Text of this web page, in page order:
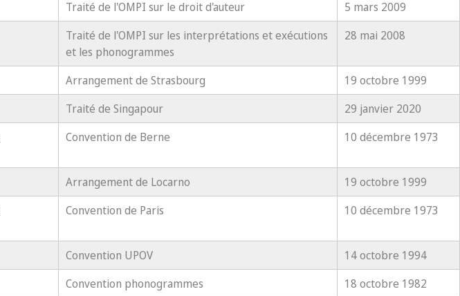
Traité de l'OMPI sur le droit d'auteur
5 mars 2009
Traité de l'OMPI sur les interprétations et exécutions
et les phonogrammes
28 mai 2008
Arrangement de Strasbourg
19 octobre 1999
Traité de Singapour
29 janvier 2020
Convention de Berne 10 décembre 1973
Arrangement de Locarno
19 octobre 1999
Convention de Paris 10 décembre 1973
Convention UPOV
14 octobre 1994
Convention phonogrammes
18 octobre 1982